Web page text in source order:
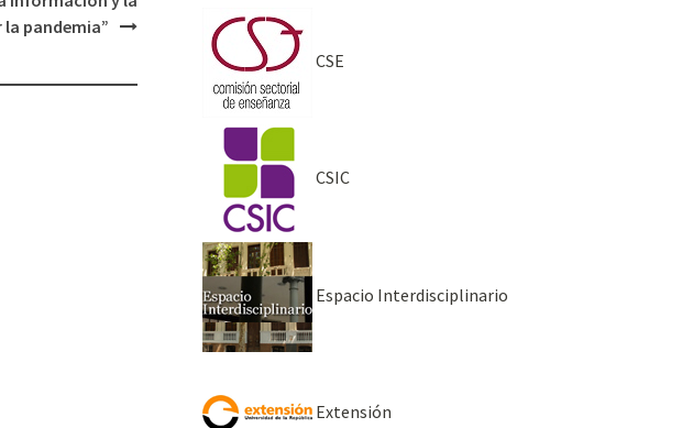
pandemia”
CSE
CSIC
Espacio Interdisciplinario
Extensión